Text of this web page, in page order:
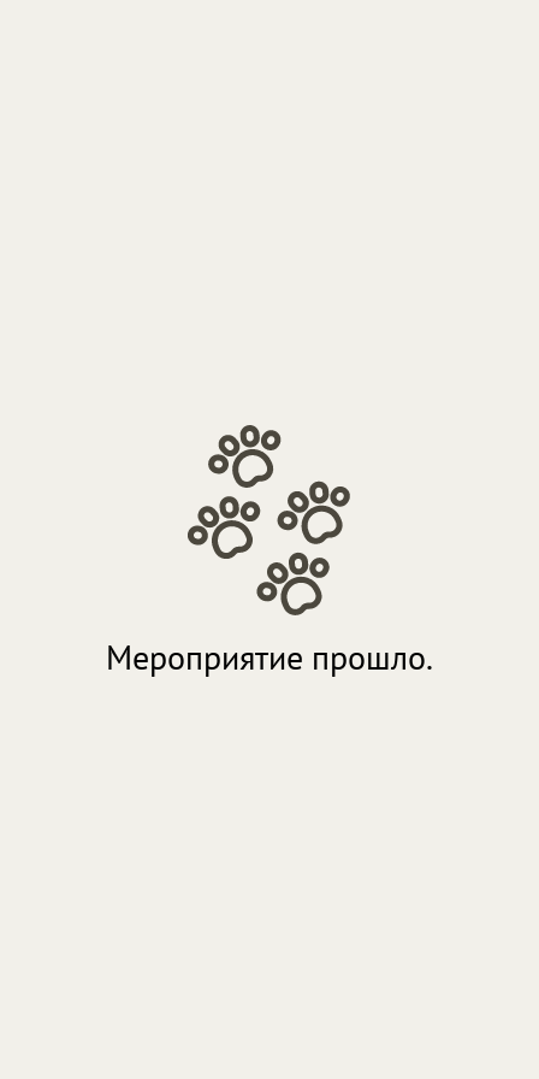
Мероприятие прошло.